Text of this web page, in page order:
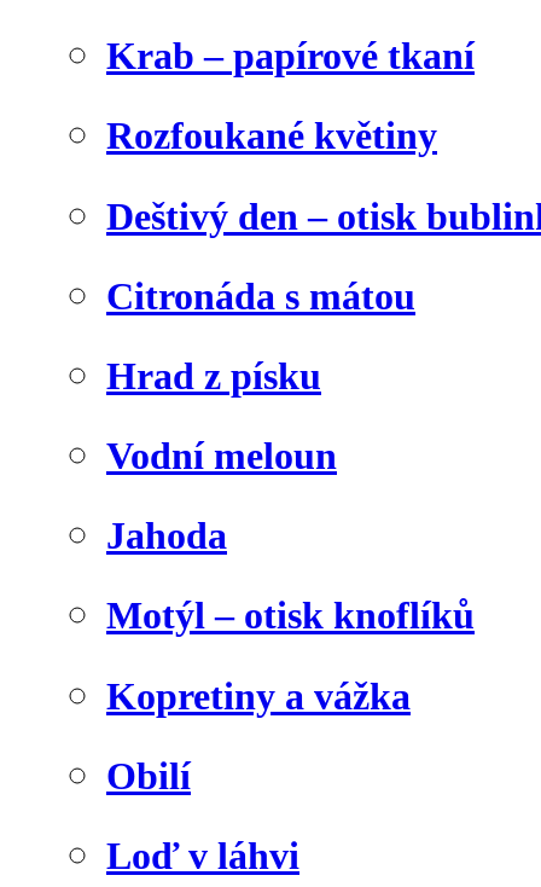
Krab – papírové tkaní
Rozfoukané květiny
Deštivý den – otisk
Citronáda s mátou
Hrad z písku
Vodní meloun
Jahoda
Motýl – otisk knoflíků
Kopretiny a vážka
Obilí
Loď v láhvi